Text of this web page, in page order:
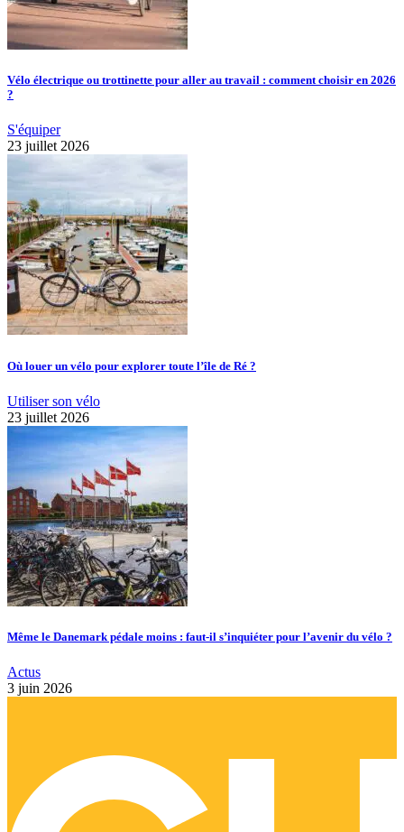
Vélo électrique ou trottinette pour aller au travail : comment choisir en 2026
?
S'équiper
23 juillet 2026
Où louer un vélo pour explorer toute l’île de Ré ?
Utiliser son vélo
23 juillet 2026
Même le Danemark pédale moins : faut-il s’inquiéter pour l’avenir du vélo ?
Actus
3 juin 2026